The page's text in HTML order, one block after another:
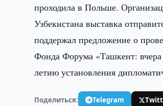
проходила в Польше.
Узбекистана выставка
поддержал предложение о
Фонда Форума «Ташкент:
летию установления
Поделиться: Telegram